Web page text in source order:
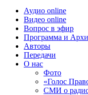
Аудио online
Видео online
Вопрос в эфир
Программа и
Авторы
Передачи
О нас
Фото
«Голос
СМИ о